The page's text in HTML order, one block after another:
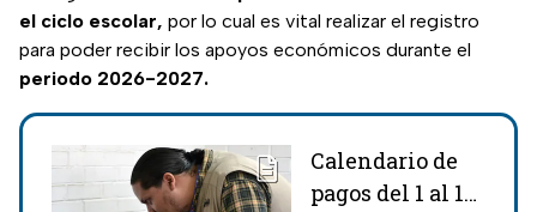
el ciclo escolar, por lo cual es vital realizar el registro
para poder recibir los apoyos económicos durante el
periodo 2026-2027.
Calendario de
pagos del 1 al 12